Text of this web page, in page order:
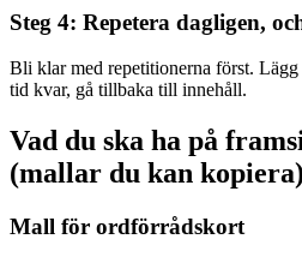
Steg 4: Repetera dagligen,
Bli klar med repetitionerna först.
tid kvar, gå tillbaka till innehåll.
Vad du ska ha på
(mallar du kan kopiera)
Mall för ordförrådskort